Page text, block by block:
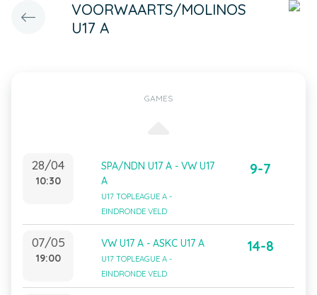
VOORWAARTS/MOLINOS
U17 A
GAMES
28/04
10:30
SPA/NDN U17 A - VW U17
A
U17 TOPLEAGUE A -
EINDRONDE VELD
9-7
07/05
19:00
VW U17 A - ASKC U17 A
U17 TOPLEAGUE A -
EINDRONDE VELD
14-8